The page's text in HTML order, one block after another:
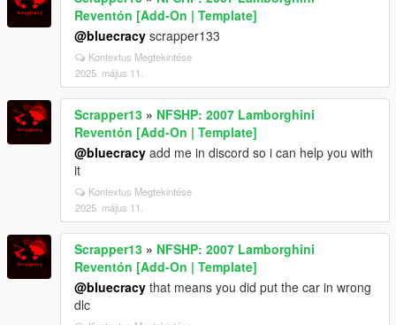
Reventón [Add-On | Template]
@bluecracy scrapper133
Kontextus Megtekintése
2025. május 11.
Scrapper13 » NFSHP: 2007 Lamborghini
Reventón [Add-On | Template]
@bluecracy add me in discord so i can help you with
it
Kontextus Megtekintése
2025. május 11.
Scrapper13 » NFSHP: 2007 Lamborghini
Reventón [Add-On | Template]
@bluecracy that means you did put the car in wrong
dlc